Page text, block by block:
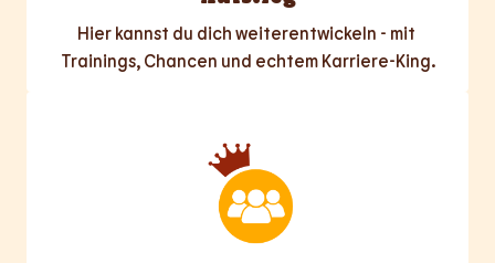
Hier kannst du dich weiterentwickeln - mit
Trainings, Chancen und echtem Karriere-King.